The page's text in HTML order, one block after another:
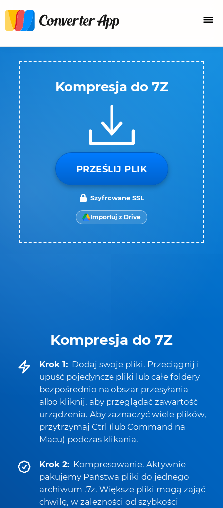
Kompresja do 7Z
Krok 1: Dodaj swoje pliki. Przeciągnij i
upuść pojedyncze pliki lub całe foldery
bezpośrednio na obszar przesyłania
albo kliknij, aby przeglądać zawartość
urządzenia. Aby zaznaczyć wiele plików,
przytrzymaj Ctrl (lub Command na
Macu) podczas klikania.
Krok 2: Kompresowanie. Aktywnie
pakujemy Państwa pliki do jednego
archiwum .7z. Większe pliki mogą zająć
chwilę, w zależności od szybkości
Kompresja do 7Z
PRZEŚLIJ PLIK
Szyfrowane SSL
Importuj z Drive